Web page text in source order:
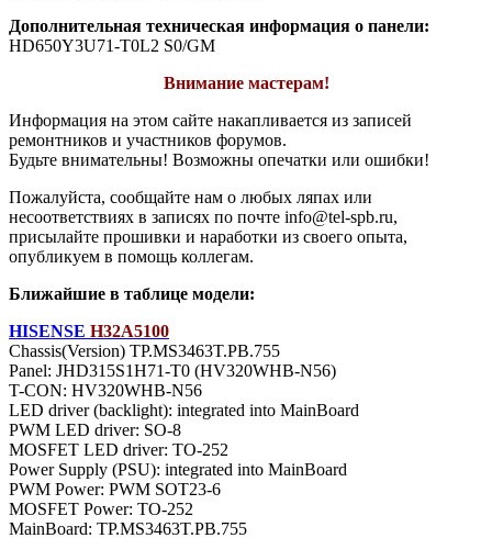
Дополнительная техническая информация о панели:
HD650Y3U71-T0L2 S0/GM
Внимание мастерам!
Информация на этом сайте накапливается из записей
ремонтников и участников форумов.
Будьте внимательны! Возможны опечатки или ошибки!
Пожалуйста, сообщайте нам о любых ляпах или
несоответствиях в записях по почте info@tel-spb.ru,
присылайте прошивки и наработки из своего опыта,
опубликуем в помощь коллегам.
Ближайшие в таблице модели:
HISENSE H32A5100
Chassis(Version) TP.MS3463T.PB.755
Panel: JHD315S1H71-T0 (HV320WHB-N56)
T-CON: HV320WHB-N56
LED driver (backlight): integrated into MainBoard
PWM LED driver: SO-8
MOSFET LED driver: TO-252
Power Supply (PSU): integrated into MainBoard
PWM Power: PWM SOT23-6
MOSFET Power: TO-252
MainBoard: TP.MS3463T.PB.755